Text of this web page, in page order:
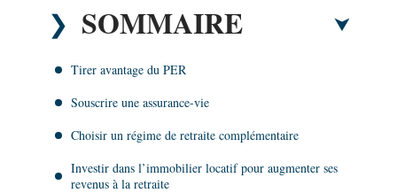
SOMMAIRE
Tirer avantage du PER
Souscrire une assurance-vie
Choisir un régime de retraite complémentaire
Investir dans l’immobilier locatif pour augmenter ses
revenus à la retraite